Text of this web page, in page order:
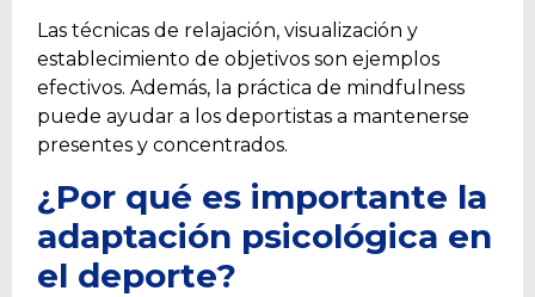
Las técnicas de relajación, visualización y
establecimiento de objetivos son ejemplos
efectivos. Además, la práctica de mindfulness
puede ayudar a los deportistas a mantenerse
presentes y concentrados.
¿Por qué es importante la
adaptación psicológica en
el deporte?